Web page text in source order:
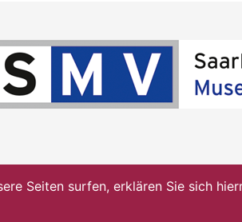
Seiten surfen, erklären Sie sich